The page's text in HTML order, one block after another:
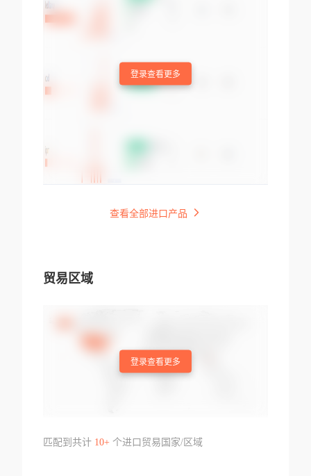
登录查看更多
查看全部进口产品
贸易区域
登录查看更多
匹配到共计 10+个进口贸易国家/区域